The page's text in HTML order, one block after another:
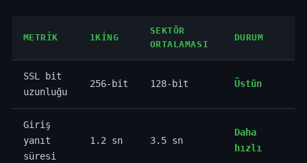
METRIK 1KING
SEKTÖR
ORTALAMASI
DURUM
SSL bit
uzunluğu
256-bit 128-bit Üstün
Giriş
yanıt
süresi
1.2 sn 3.5 sn
Daha
hızlı